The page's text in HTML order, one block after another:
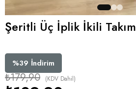
Şeritli Üç İplik İkili Takım
%39 İndirim
₺179,90 (KDV Dahil)